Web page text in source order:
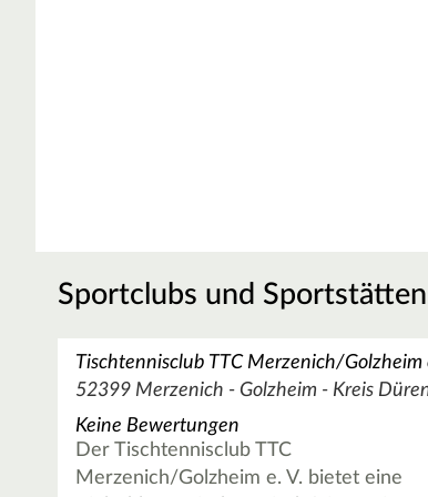
Sportclubs und
Tischtennisclub TTC Merzenich/Golzheim
52399 Merzenich - Golzheim - Kreis
Keine Bewertungen
Der Tischtennisclub TTC
Merzenich/Golzheim e. V. bietet eine